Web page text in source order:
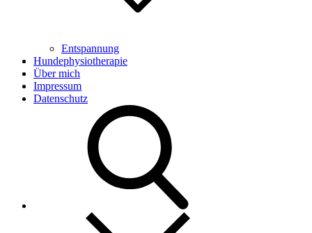
Entspannung
Hundephysiotherapie
Über mich
Impressum
Datenschutz